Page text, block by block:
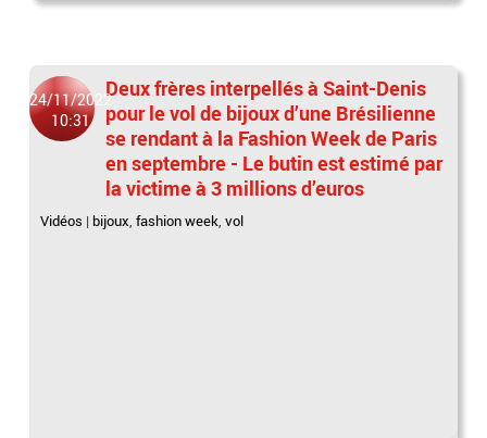
24/11/2022
10:31
Deux frères interpellés à Saint-Denis
pour le vol de bijoux d’une Brésilienne
se rendant à la Fashion Week de Paris
en septembre - Le butin est estimé par
la victime à 3 millions d’euros
Vidéos | bijoux,fashion week,vol